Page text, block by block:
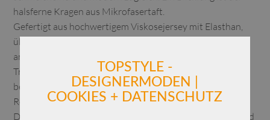
halsferne Kragen aus Mikrofasertaft.
Gefertigt aus hochwertigem Viskosejersey mit Elasthan,
überzeugt das Modell durch seine fließende Qualität,
angenehme Elastizität und ein wunderbar softes
Tragegefühl. Das Material ist atmungsaktiv,
bewegungsfreundlich und formstabil – ideal für Alltag,
Reise und City-Look.
Der grafische Print in Schwarz-Offwhite verleiht dem Kleid
TOPSTYLE -
DESIGNERMODEN |
COOKIES + DATENSCHUTZ